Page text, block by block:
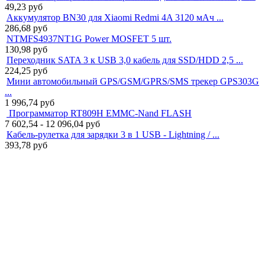
49,23 руб
Аккумулятор BN30 для Xiaomi Redmi 4A 3120 мАч ...
286,68 руб
NTMFS4937NT1G Power MOSFET 5 шт.
130,98 руб
Переходник SATA 3 к USB 3,0 кабель для SSD/HDD 2,5 ...
224,25 руб
Мини автомобильный GPS/GSM/GPRS/SMS трекер GPS303G
...
1 996,74 руб
Программатор RT809H EMMC-Nand FLASH
7 602,54 - 12 096,04 руб
Кабель-рулетка для зарядки 3 в 1 USB - Lightning / ...
393,78 руб